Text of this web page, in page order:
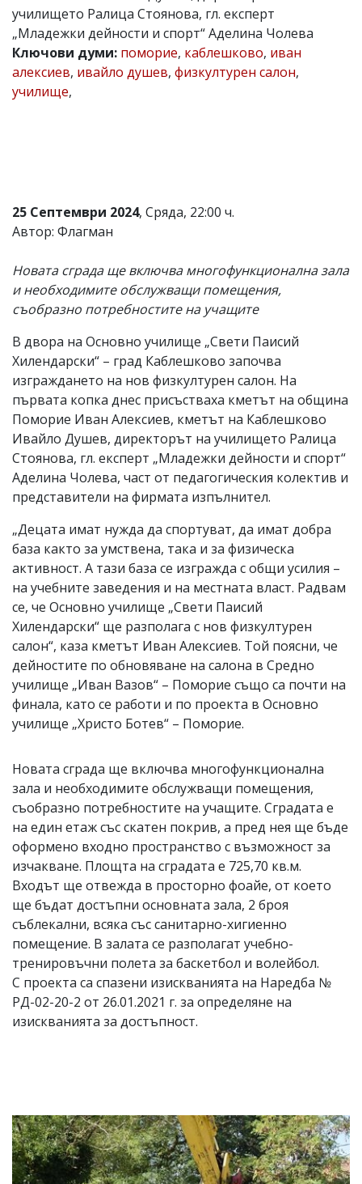
Коментарите
под
статиите
се
въвеждат
от
тях!
Ако
откриете
за
вас
коментар,
моля
ни!
училището Ралица Стоянова, гл. експерт
„Младежки дейности и спорт“ Аделина Чолева
Ключови думи: поморие, каблешково, иван
алексиев, ивайло душев, физкултурен салон,
училище,
25 Септември 2024, Сряда, 22:00 ч.
Автор: Флагман
Новата сграда ще включва многофункционална зала
и необходимите обслужващи помещения,
съобразно потребностите на учащите
В двора на Основно училище „Свети Паисий
Хилендарски“ – град Каблешково започва
изграждането на нов физкултурен салон. На
първата копка днес присъстваха кметът на община
Поморие Иван Алексиев, кметът на Каблешково
Ивайло Душев, директорът на училището Ралица
Стоянова, гл. експерт „Младежки дейности и спорт“
Аделина Чолева, част от педагогическия колектив и
представители на фирмата изпълнител.
„Децата имат нужда да спортуват, да имат добра
база както за умствена, така и за физическа
активност. А тази база се изгражда с общи усилия –
на учебните заведения и на местната власт. Радвам
се, че Основно училище „Свети Паисий
Хилендарски“ ще разполага с нов физкултурен
салон“, каза кметът Иван Алексиев. Той поясни, че
дейностите по обновяване на салона в Средно
училище „Иван Вазов“ – Поморие също са почти на
финала, като се работи и по проекта в Основно
училище „Христо Ботев“ – Поморие.
Новата сграда ще включва многофункционална
зала и необходимите обслужващи помещения,
съобразно потребностите на учащите. Сградата е
на един етаж със скатен покрив, а пред нея ще бъде
оформено входно пространство с възможност за
изчакване. Площта на сградата е 725,70 кв.м.
Входът ще отвежда в просторно фоайе, от което
ще бъдат достъпни основната зала, 2 броя
съблекални, всяка със санитарно-хигиенно
помещение. В залата се разполагат учебно-
тренировъчни полета за баскетбол и волейбол.
С проекта са спазени изискванията на Наредба №
РД-02-20-2 от 26.01.2021 г. за определяне на
изискванията за достъпност.